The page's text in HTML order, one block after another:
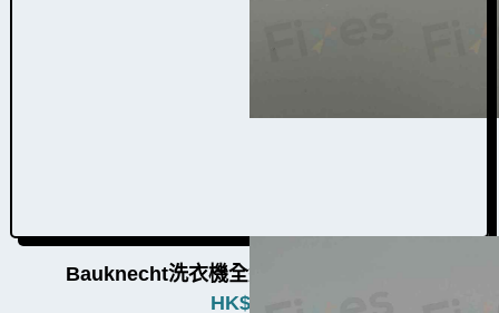
Bauknecht洗衣機全組面板按鈕W009015
HK$